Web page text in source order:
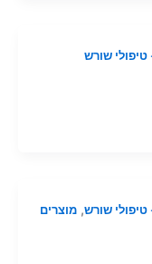
טיפולי שורש
טיפולי שורש, מוצרים